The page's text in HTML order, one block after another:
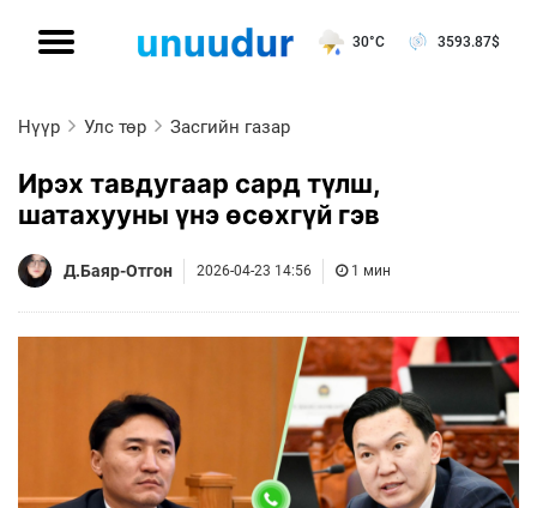
30°C 3593.87$
Нүүр Улс төр Засгийн газар
Ирэх тавдугаар сард түлш,
шатахууны үнэ өсөхгүй гэв
Д.Баяр-Отгон 2026-04-23 14:56 1 мин